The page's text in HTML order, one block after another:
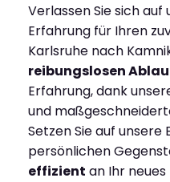
Verlassen Sie sich
Erfahrung für Ihren
Karlsruhe nach
reibungslosen
Erfahrung, dank
und
Setzen Sie auf unsere
persönlichen
effizient an Ihr neues